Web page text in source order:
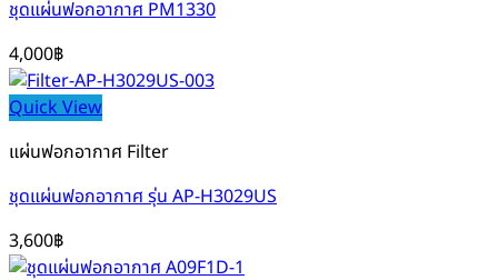
ชุดแผ่นฟอกอากาศ PM1330
4,000฿
Quick View
แผ่นฟอกอากาศ Filter
ชุดแผ่นฟอกอากาศ รุ่น AP-H3029US
3,600฿